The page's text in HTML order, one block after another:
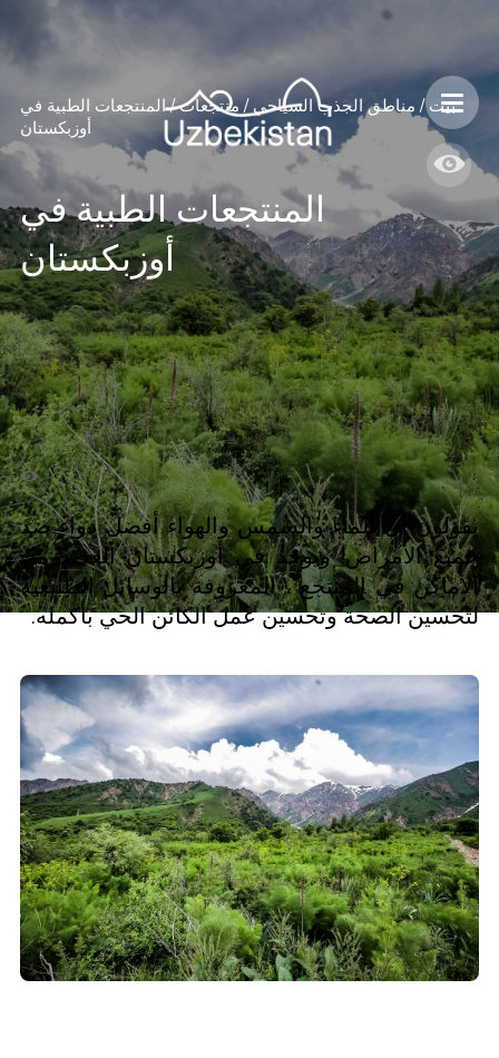
بيت / مناطق الجذب السياحي / منتجعات / المنتجعات الطبية في
أوزبكستان
المنتجعات الطبية في
أوزبكستان
يقولون أن الماء والشمس والهواء أفضل دواء ضد
جميع الأمراض! ويوجد في أوزبكستان العديد من
الأماكن في المنتجع ، المعروفة بالوسائل الطبيعية
لتحسين الصحة وتحسين عمل الكائن الحي بأكمله.